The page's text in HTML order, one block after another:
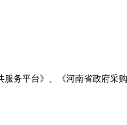
务平台》、《河南省政府采